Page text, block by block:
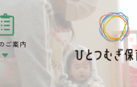
ご案内